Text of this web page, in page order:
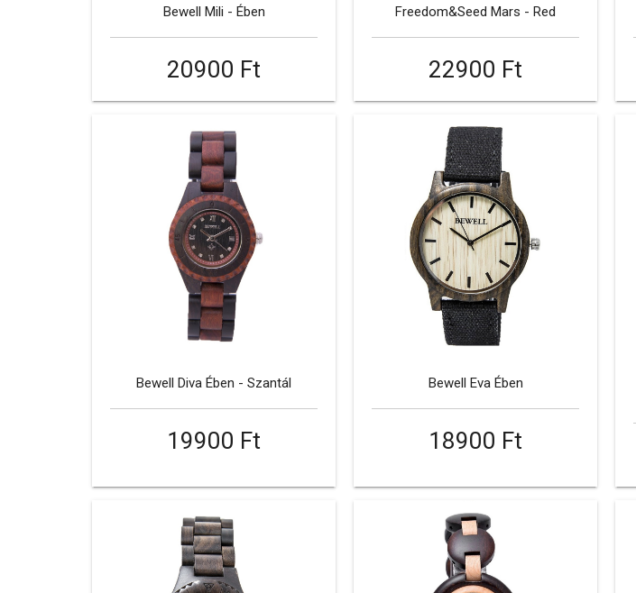
Bewell Mili - Ében
20900 Ft
Freedom&Seed Mars - Red
22900 Ft
Bewell Diva Ében - Szantál
19900 Ft
Bewell Eva Ében
18900 Ft